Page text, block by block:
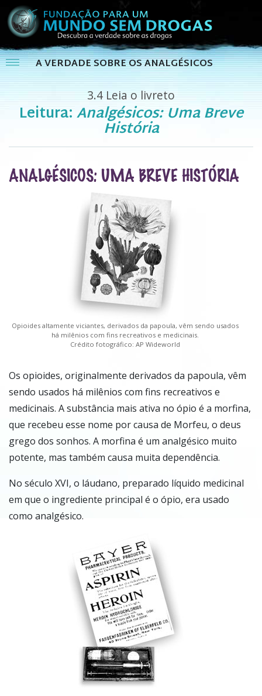
A VERDADE SOBRE OS ANALGÉSICOS
3.4 Leia o livreto
Leitura:Analgésicos: Uma Breve
História
ANALGÉSICOS: UMA BREVE HISTÓRIA
Opioides altamente viciantes, derivados da papoula, vêm sendo usados
há milênios com fins recreativos e medicinais.
Crédito fotográfico: AP Wideworld
Os opioides, originalmente derivados da papoula, vêm
sendo usados há milênios com fins recreativos e
medicinais. A substância mais ativa no ópio é a morfina,
que recebeu esse nome por causa de Morfeu, o deus
grego dos sonhos. A morfina é um analgésico muito
potente, mas também causa muita dependência.
No século XVI, o láudano, preparado líquido medicinal
em que o ingrediente principal é o ópio, era usado
como analgésico.